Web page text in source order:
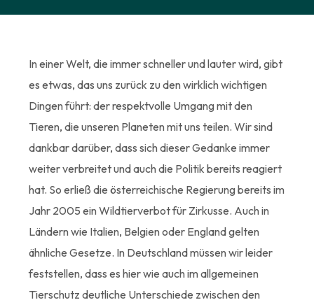
In einer Welt, die immer schneller und lauter wird, gibt
es etwas, das uns zurück zu den wirklich wichtigen
Dingen führt: der respektvolle Umgang mit den
Tieren, die unseren Planeten mit uns teilen. Wir sind
dankbar darüber, dass sich dieser Gedanke immer
weiter verbreitet und auch die Politik bereits reagiert
hat. So erließ die österreichische Regierung bereits im
Jahr 2005 ein Wildtierverbot für Zirkusse. Auch in
Ländern wie Italien, Belgien oder England gelten
ähnliche Gesetze. In Deutschland müssen wir leider
feststellen, dass es hier wie auch im allgemeinen
Tierschutz deutliche Unterschiede zwischen den